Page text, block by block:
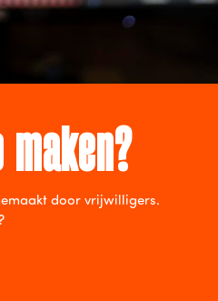
door vrijwilligers.